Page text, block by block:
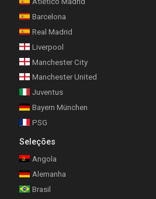
Barcelona
Real Madrid
Liverpool
Manchester City
Manchester United
Juventus
Bayern München
PSG
Seleções
Angola
Alemanha
Brasil